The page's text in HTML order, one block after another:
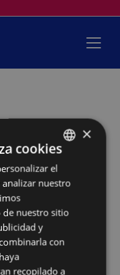
Usartza
BASQUE
SPANISH
×
cookies
el
nuestro
nuestro sitio
y
con
recopilado a